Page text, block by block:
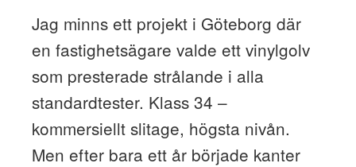
Jag minns ett projekt i Göteborg där
en fastighetsägare valde ett vinylgolv
som presterade strålande i alla
standardtester. Klass 34 –
kommersiellt slitage, högsta nivån.
Men efter bara ett år började kanter